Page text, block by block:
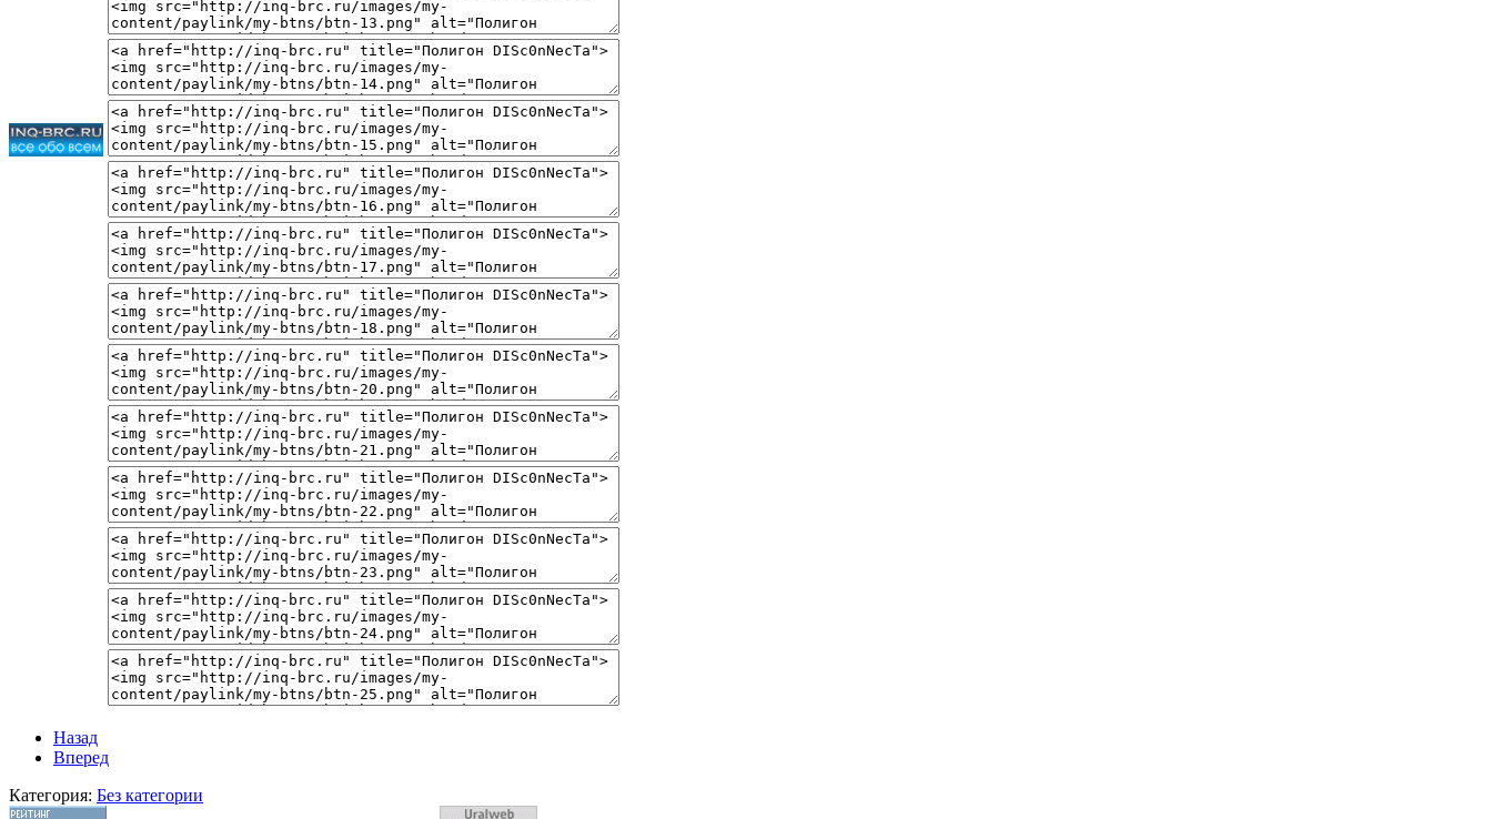
Назад
Вперед
Категория: Без категории